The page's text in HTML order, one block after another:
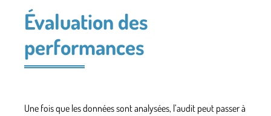
Évaluation des
performances
Une fois que les données sont analysées, l’audit peut passer à